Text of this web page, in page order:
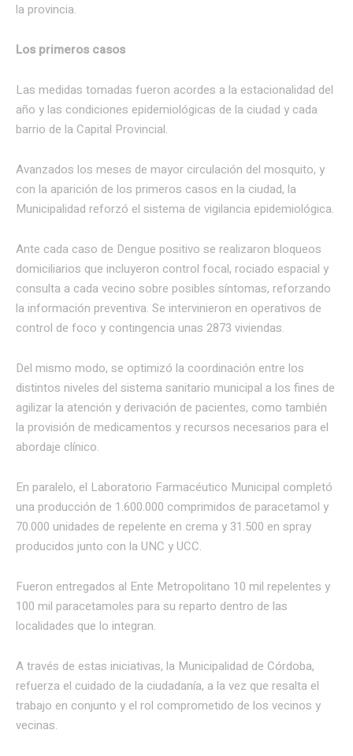
la provincia.
Los primeros casos
Las medidas tomadas fueron acordes a la estacionalidad del
año y las condiciones epidemiológicas de la ciudad y cada
barrio de la Capital Provincial.
Avanzados los meses de mayor circulación del mosquito, y
con la aparición de los primeros casos en la ciudad, la
Municipalidad reforzó el sistema de vigilancia epidemiológica.
Ante cada caso de Dengue positivo se realizaron bloqueos
domiciliarios que incluyeron control focal, rociado espacial y
consulta a cada vecino sobre posibles síntomas, reforzando
la información preventiva. Se intervinieron en operativos de
control de foco y contingencia unas 2873 viviendas.
Del mismo modo, se optimizó la coordinación entre los
distintos niveles del sistema sanitario municipal a los fines de
agilizar la atención y derivación de pacientes, como también
la provisión de medicamentos y recursos necesarios para el
abordaje clínico.
En paralelo, el Laboratorio Farmacéutico Municipal completó
una producción de 1.600.000 comprimidos de paracetamol y
70.000 unidades de repelente en crema y 31.500 en spray
producidos junto con la UNC y UCC.
Fueron entregados al Ente Metropolitano 10 mil repelentes y
100 mil paracetamoles para su reparto dentro de las
localidades que lo integran.
A través de estas iniciativas, la Municipalidad de Córdoba,
refuerza el cuidado de la ciudadanía, a la vez que resalta el
trabajo en conjunto y el rol comprometido de los vecinos y
vecinas.